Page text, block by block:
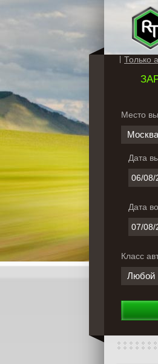
Только
Место
Москва
Дата
Дата
Класс
Любой